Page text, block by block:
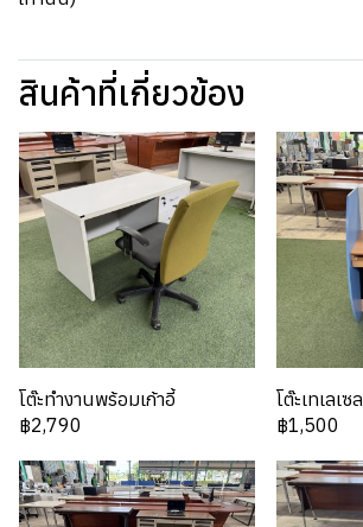
สินค้าที่เกี่ยวข้อง
โต๊ะทำงานพร้อมเก้าอี้
฿2,790
โต๊ะเทเลเซล
฿1,500